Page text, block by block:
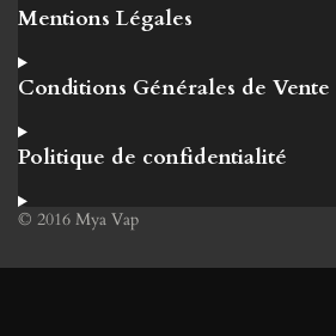
Mentions Légales
Conditions Générales de
Politique de confidentialité
© 2016 Mya Vap